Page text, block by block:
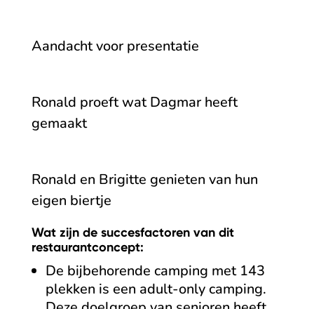
Aandacht voor presentatie
Ronald proeft wat Dagmar heeft
gemaakt
Ronald en Brigitte genieten van hun
eigen biertje
Wat zijn de succesfactoren van dit
restaurantconcept:
De bijbehorende camping met 143
plekken is een adult-only camping.